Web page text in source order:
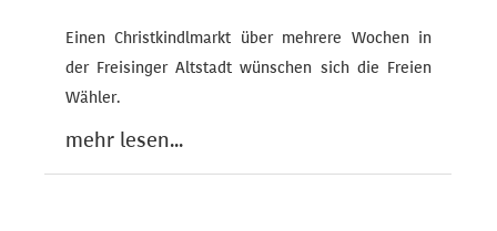
Einen Christkindlmarkt über mehrere Wochen in
der Freisinger Altstadt wünschen sich die Freien
Wähler.
mehr lesen...